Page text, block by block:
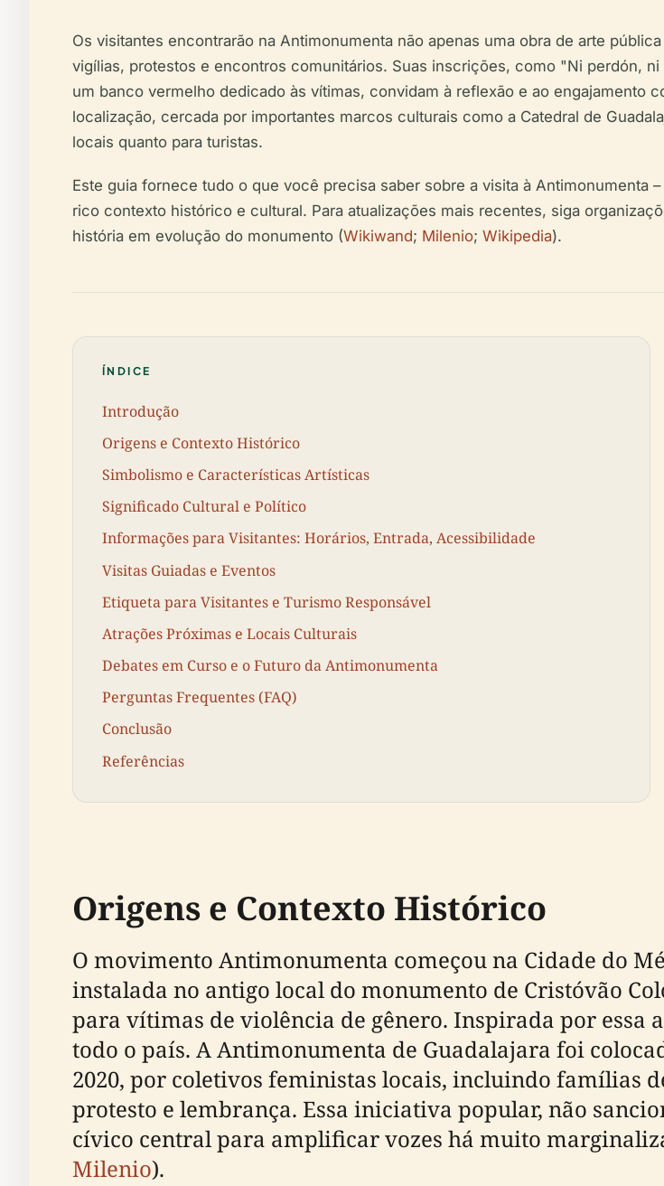
Os visitantes encontrarão na Antimonumenta não apenas uma obra de arte
vigílias, protestos e encontros comunitários. Suas inscrições, como "Ni perdón,
um banco vermelho dedicado às vítimas, convidam à reflexão e ao engajamento
localização, cercada por importantes marcos culturais como a Catedral de
locais quanto para turistas.
Este guia fornece tudo o que você precisa saber sobre a visita à Antimonumenta
rico contexto histórico e cultural. Para atualizações mais recentes, siga
história em evolução do monumento (Wikiwand; Milenio; Wikipedia).
ÍNDICE
Introdução
Origens e Contexto Histórico
Simbolismo e Características Artísticas
Significado Cultural e Político
Informações para Visitantes: Horários, Entrada, Acessibilidade
Visitas Guiadas e Eventos
Etiqueta para Visitantes e Turismo Responsável
Atrações Próximas e Locais Culturais
Debates em Curso e o Futuro da Antimonumenta
Perguntas Frequentes (FAQ)
Conclusão
Referências
Origens e Contexto Histórico
O movimento Antimonumenta começou na Cidade do
instalada no antigo local do monumento de Cristóvão
para vítimas de violência de gênero. Inspirada por essa
todo o país. A Antimonumenta de Guadalajara foi
2020, por coletivos feministas locais, incluindo famílias
protesto e lembrança. Essa iniciativa popular, não
cívico central para amplificar vozes há muito
Milenio).